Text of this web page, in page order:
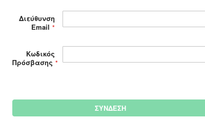
Διεύθυνση
Email
Κωδικός
Πρόσβασης
ΣΎΝΔΕΣΗ